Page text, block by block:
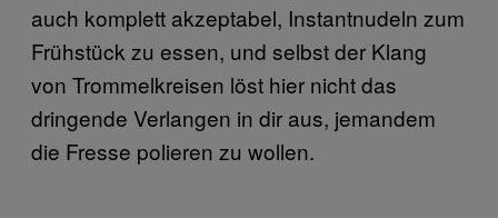
auch komplett akzeptabel, Instantnudeln zum
Frühstück zu essen, und selbst der Klang
von Trommelkreisen löst hier nicht das
dringende Verlangen in dir aus, jemandem
die Fresse polieren zu wollen.